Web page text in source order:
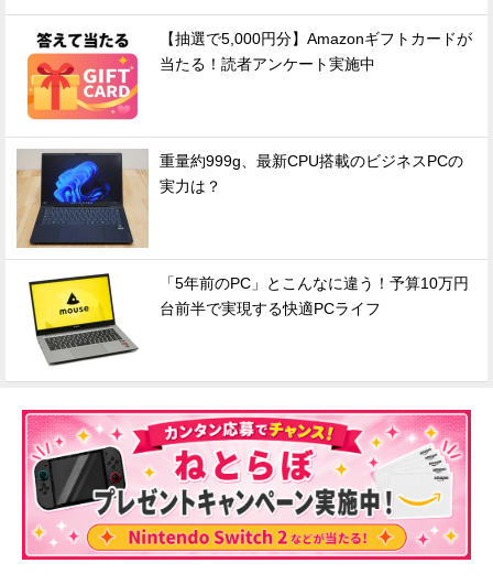
【抽選で5,000円分】Amazonギフトカードが
当たる！読者アンケート実施中
重量約999g、最新CPU搭載のビジネスPCの
実力は？
「5年前のPC」とこんなに違う！予算10万円
台前半で実現する快適PCライフ